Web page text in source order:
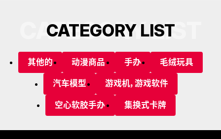
CATEGORY LIST
CATEGORY LIST
其他的 动漫商品 手办 毛绒玩具
汽车模型 游戏机，游戏软件
空心软胶手办 集换式卡牌